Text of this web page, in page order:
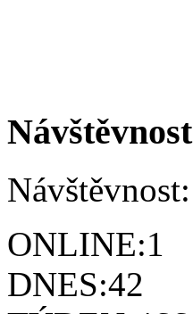
Návštěvnost
Návštěvnost:
ONLINE:1
DNES:42